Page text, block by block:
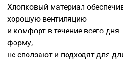
Хлопковый материал
хорошую вентиляцию
и комфорт в течение всего
форму,
не сползают и подходят для